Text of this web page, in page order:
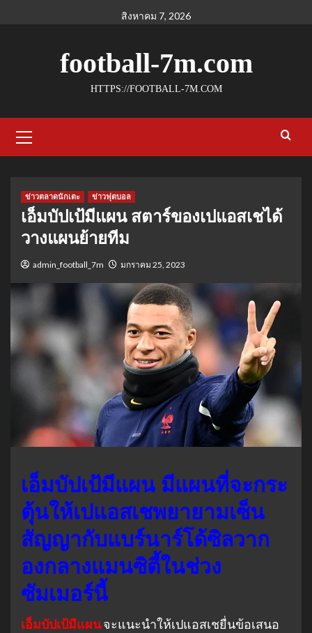
สิงหาคม 7, 2026
football-7m.com
HTTPS://FOOTBALL-7M.COM
Menu
ข่าวตลาดนักเตะ ข่าวฟุตบอล
เอ็มบัปเป้มีแผน สตาร์ของเปแอสเชได้
วางแผนย้ายทีม
admin_football_7m มกราคม 25, 2023
เอ็มบัปเป้มีแผน มีแผนที่จะกระ
ตุ้นให้เปแอสเชพยายามเซ็น
สัญญากับแบร์นาร์โด้ซิลวาก
องกลางแมนซิตี้ในช่วง
ซัมเมอร์นี้
เอ็มบัปเป้มีแผนจะแนะนําให้เปแอสเชยื่นข้อเสนอ